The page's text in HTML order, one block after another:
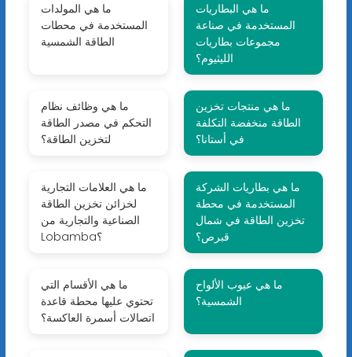
ما هي المولدات
المستخدمة في محطات
الطاقة الشمسية
ما هي البطاريات
المستخدمة في صناعة
مجموعات بطاريات
الليثيوم؟
ما هي وظائف نظام
التحكم في مصدر الطاقة
لتخزين الطاقة؟
ما هي منتجات تخزين
الطاقة منخفضة التكلفة
في أستانا؟
ما هي العلامات التجارية
لخزائن تخزين الطاقة
الصناعية والتجارية من
Lobamba؟
ما هي بطاريات الشركة
المستخدمة في محطة
تخزين الطاقة في شمال
قبرص؟
ما هي الأقسام التي
تحتوي عليها محطة قاعدة
اتصالات أسمرة العاكسة؟
ما هي عيوب الألواح
الشمسية؟